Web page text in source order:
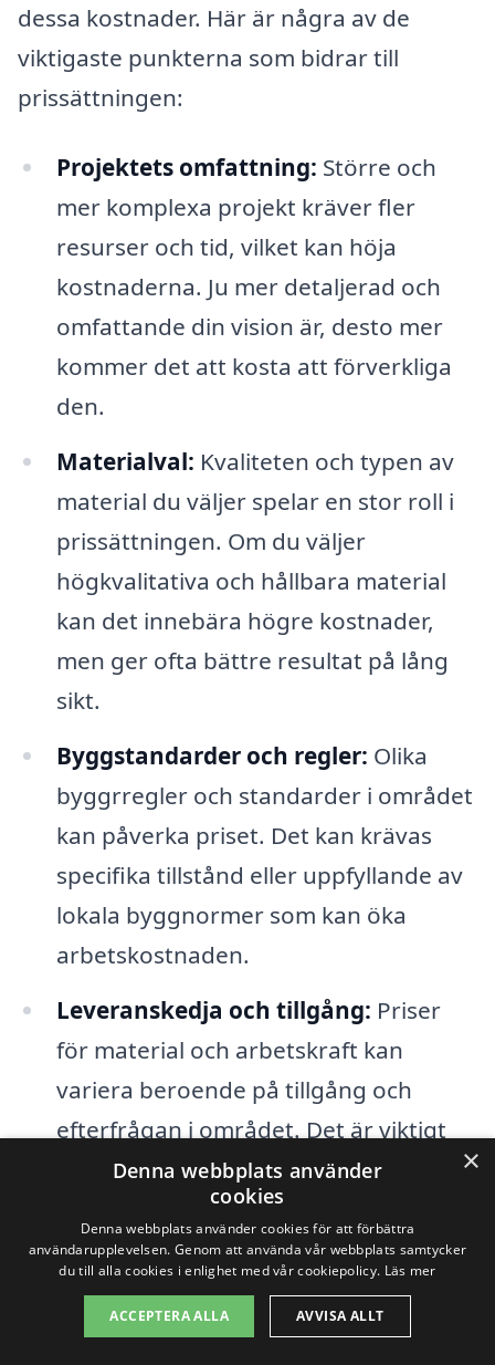
dessa kostnader. Här är några av de
viktigaste punkterna som bidrar till
prissättningen:
Projektets omfattning: Större och
mer komplexa projekt kräver fler
resurser och tid, vilket kan höja
kostnaderna. Ju mer detaljerad och
omfattande din vision är, desto mer
kommer det att kosta att förverkliga
den.
Materialval: Kvaliteten och typen av
material du väljer spelar en stor roll i
prissättningen. Om du väljer
högkvalitativa och hållbara material
kan det innebära högre kostnader,
men ger ofta bättre resultat på lång
sikt.
Byggstandarder och regler: Olika
byggrregler och standarder i området
kan påverka priset. Det kan krävas
specifika tillstånd eller uppfyllande av
lokala byggnormer som kan öka
arbetskostnaden.
Leveranskedja och tillgång: Priser
för material och arbetskraft kan
variera beroende på tillgång och
efterfrågan i området. Det är viktigt
att ha detta i åtanke när man
budgeterar för totalentreprenad i
Ingatorp.
Förberedelse och planering:En
välplanerad och noggrant utförd
×
Denna webbplats använder
cookies
Denna webbplats använder cookies för att förbättra
användarupplevelsen. Genom att använda vår webbplats samtycker
du till alla cookies i enlighet med vår cookiepolicy. Läs mer
ACCEPTERA ALLA AVVISA ALLT